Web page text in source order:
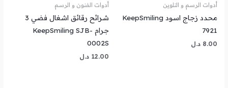
أدوات الرسم و التلوين
محدد زجاج اسود KeepSmiling
7921
8.00 د.ل
أدوات الفنون و الرسم
شرائح رقائق اشغال فضي 3
جرام KeepSmiling SJB-
0002S
12.00 د.ل